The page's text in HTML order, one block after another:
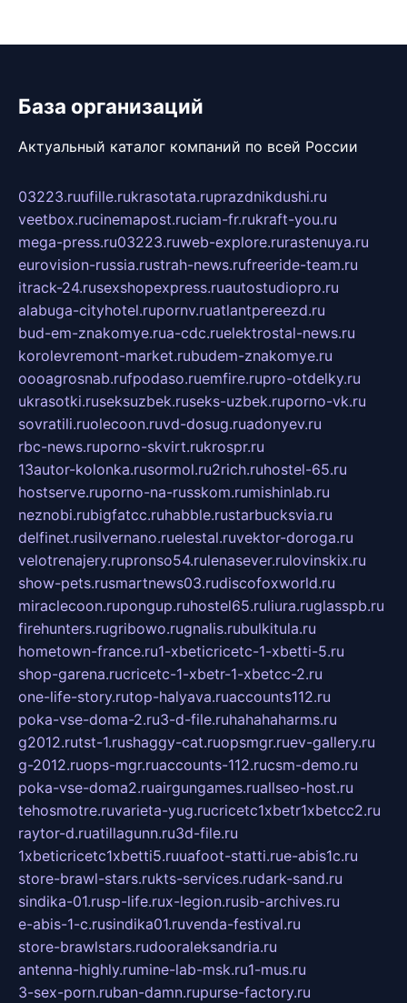
База организаций
Актуальный каталог компаний по всей России
03223.ruufille.rukrasotata.ruprazdnikdushi.ru
veetbox.rucinemapost.ruciam-fr.rukraft-you.ru
mega-press.ru03223.ruweb-explore.rurastenuya.ru
eurovision-russia.rustrah-news.rufreeride-team.ru
itrack-24.rusexshopexpress.ruautostudiopro.ru
alabuga-cityhotel.rupornv.ruatlantpereezd.ru
bud-em-znakomye.rua-cdc.ruelektrostal-news.ru
korolevremont-market.rubudem-znakomye.ru
oooagrosnab.rufpodaso.ruemfire.rupro-otdelky.ru
ukrasotki.ruseksuzbek.ruseks-uzbek.ruporno-vk.ru
sovratili.ruolecoon.ruvd-dosug.ruadonyev.ru
rbc-news.ruporno-skvirt.rukrospr.ru
13autor-kolonka.rusormol.ru2rich.ruhostel-65.ru
hostserve.ruporno-na-russkom.rumishinlab.ru
neznobi.rubigfatcc.ruhabble.rustarbucksvia.ru
delfinet.rusilvernano.ruelestal.ruvektor-doroga.ru
velotrenajery.rupronso54.rulenasever.rulovinskix.ru
show-pets.rusmartnews03.rudiscofoxworld.ru
miraclecoon.rupongup.ruhostel65.ruliura.ruglasspb.ru
firehunters.rugribowo.rugnalis.rubulkitula.ru
hometown-france.ru1-xbeticricetc-1-xbetti-5.ru
shop-garena.rucricetc-1-xbetr-1-xbetcc-2.ru
one-life-story.rutop-halyava.ruaccounts112.ru
poka-vse-doma-2.ru3-d-file.ruhahahaharms.ru
g2012.rutst-1.rushaggy-cat.ruopsmgr.ruev-gallery.ru
g-2012.ruops-mgr.ruaccounts-112.rucsm-demo.ru
poka-vse-doma2.ruairgungames.ruallseo-host.ru
tehosmotre.ruvarieta-yug.rucricetc1xbetr1xbetcc2.ru
raytor-d.ruatillagunn.ru3d-file.ru
1xbeticricetc1xbetti5.ruuafoot-statti.rue-abis1c.ru
store-brawl-stars.rukts-services.rudark-sand.ru
sindika-01.rusp-life.rux-legion.rusib-archives.ru
e-abis-1-c.rusindika01.ruvenda-festival.ru
store-brawlstars.rudooraleksandria.ru
antenna-highly.rumine-lab-msk.ru1-mus.ru
3-sex-porn.ruban-damn.rupurse-factory.ru